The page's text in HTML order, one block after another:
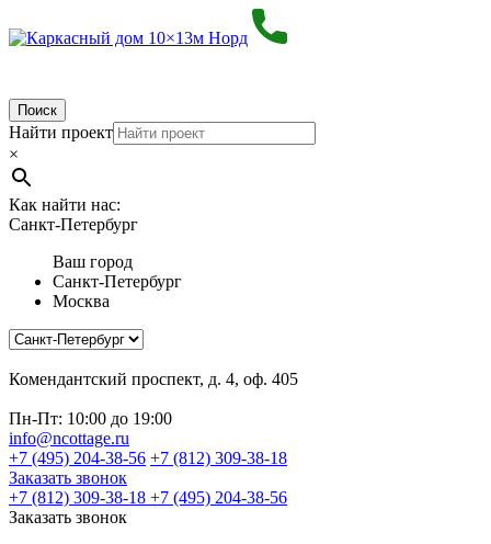
Поиск
Найти проект
×
Как найти нас:
Санкт-Петербург
Ваш город
Санкт-Петербург
Москва
Комендантский проспект, д. 4, оф. 405
Пн-Пт: 10:00 до 19:00
info@ncottage.ru
+7 (495) 204-38-56 +7 (812) 309-38-18
Заказать звонок
+7 (812) 309-38-18 +7 (495) 204-38-56
Заказать звонок